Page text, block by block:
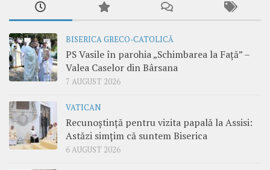
BISERICA GRECO-CATOLICĂ
PS Vasile în parohia „Schimbarea la Față” –
Valea Caselor din Bârsana
7 AUGUST 2026
VATICAN
Recunoștință pentru vizita papală la Assisi:
Astăzi simțim că suntem Biserica
6 AUGUST 2026